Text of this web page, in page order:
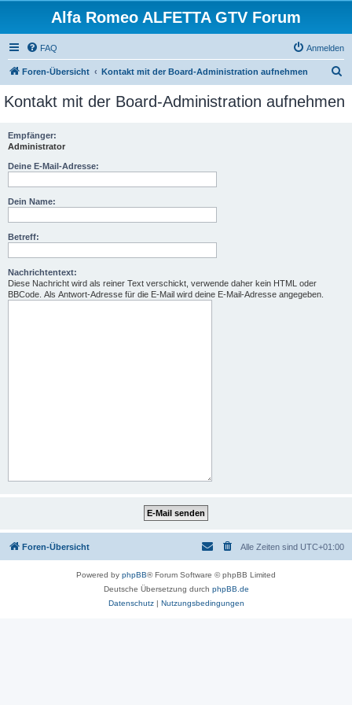
Alfa Romeo ALFETTA GTV Forum
FAQ Anmelden
Foren-Übersicht Kontakt mit der Board-Administration aufnehmen
c
Kontakt mit der Board-Administration aufnehmen
Empfänger:
Administrator
Deine E-Mail-Adresse:
Dein Name:
Betreff:
Nachrichtentext:
Diese Nachricht wird als reiner Text verschickt, verwende daher kein HTML oder
BBCode. Als Antwort-Adresse für die E-Mail wird deine E-Mail-Adresse angegeben.
Foren-Übersicht Alle Zeiten sind UTC+01:00
Powered by phpBB® Forum Software © phpBB Limited
Deutsche Übersetzung durch phpBB.de
Datenschutz| Nutzungsbedingungen